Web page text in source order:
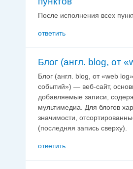
После исполнения всех
ответить
Блог (англ. blog, от
Блог (англ. blog, от «web
событий») — веб-сайт,
добавляемые записи,
мультимедиа. Для блогов
значимости,
(последняя запись сверху).
ответить